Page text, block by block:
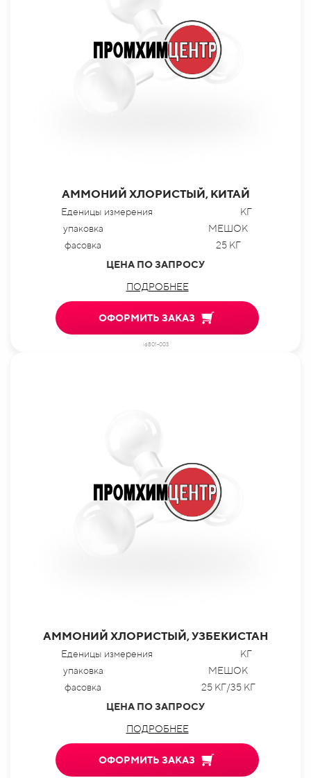
АММОНИЙ ХЛОРИСТЫЙ, КИТАЙ
Еденицы измерения
КГ
упаковка
МЕШОК
фасовка
25 КГ
ЦЕНА ПО ЗАПРОСУ
ПОДРОБНЕЕ
ОФОРМИТЬ ЗАКАЗ
id801-003
АММОНИЙ ХЛОРИСТЫЙ, УЗБЕКИСТАН
Еденицы измерения
КГ
упаковка
МЕШОК
фасовка
25 КГ/35 КГ
ЦЕНА ПО ЗАПРОСУ
ПОДРОБНЕЕ
ОФОРМИТЬ ЗАКАЗ